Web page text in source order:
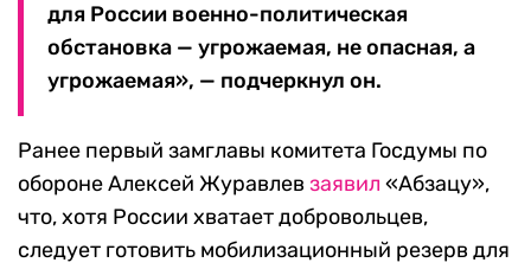
для России военно-политическая
обстановка — угрожаемая, не опасная, а
угрожаемая», — подчеркнул он.
Ранее первый замглавы комитета Госдумы по
обороне Алексей Журавлев заявил «Абзацу»,
что, хотя России хватает добровольцев,
следует готовить мобилизационный резерв для